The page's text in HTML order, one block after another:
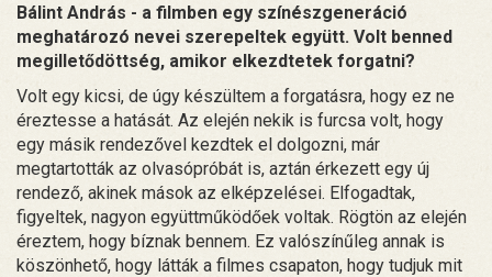
Bálint András - a filmben egy színészgeneráció
meghatározó nevei szerepeltek együtt. Volt benned
megilletődöttség, amikor elkezdtetek forgatni?
Volt egy kicsi, de úgy készültem a forgatásra, hogy ez ne
éreztesse a hatását. Az elején nekik is furcsa volt, hogy
egy másik rendezővel kezdtek el dolgozni, már
megtartották az olvasópróbát is, aztán érkezett egy új
rendező, akinek mások az elképzelései. Elfogadtak,
figyeltek, nagyon együttműködőek voltak. Rögtön az elején
éreztem, hogy bíznak bennem. Ez valószínűleg annak is
köszönhető, hogy látták a filmes csapaton, hogy tudjuk mit